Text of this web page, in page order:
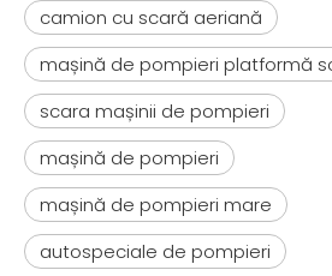
camion cu scară aeriană
mașină de pompieri platformă
scara mașinii de pompieri
mașină de pompieri
mașină de pompieri mare
autospeciale de pompieri